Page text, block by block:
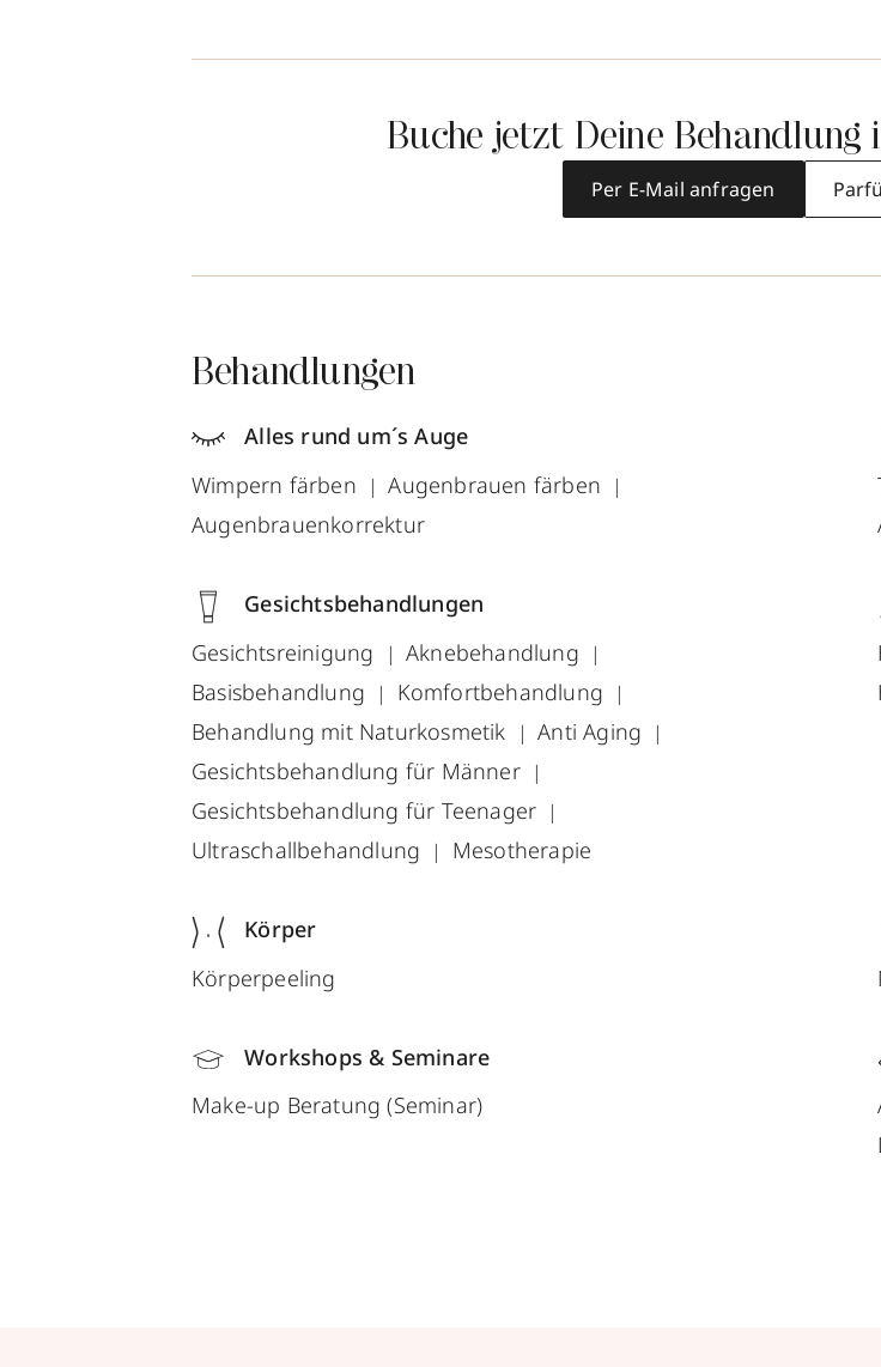
Buche jetzt Deine
Per E-Mail anfragen
Behandlungen
Alles rund um´s Auge
Wimpern färben
Augenbrauen färben
Augenbrauenkorrektur
Gesichtsbehandlungen
Gesichtsreinigung
Aknebehandlung
Basisbehandlung
Komfortbehandlung
Behandlung mit Naturkosmetik
Anti Aging
Gesichtsbehandlung für Männer
Gesichtsbehandlung für Teenager
Ultraschallbehandlung
Mesotherapie
Körper
Körperpeeling
Workshops & Seminare
Make-up Beratung (Seminar)